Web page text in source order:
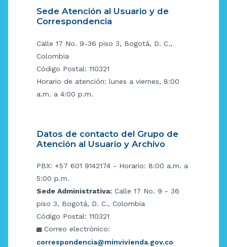
Sede Atención al Usuario y de
Correspondencia
Calle 17 No. 9-36 piso 3, Bogotá, D. C.,
Colombia
Código Postal: 110321
Horario de atención: lunes a viernes, 8:00
a.m. a 4:00 p.m.
Datos de contacto del Grupo de
Atención al Usuario y Archivo
PBX: +57 601 9142174 - Horario: 8:00 a.m. a
5:00 p.m.
Sede Administrativa: Calle 17 No. 9 - 36
piso 3, Bogotá, D. C., Colombia
Código Postal: 110321
Correo electrónico:
correspondencia@minvivienda.gov.co